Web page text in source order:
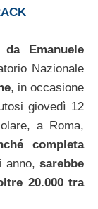
da Emanuele
Nazionale
, in occasione
giovedì 12
a Roma,
completa
anno, sarebbe
20.000 tra